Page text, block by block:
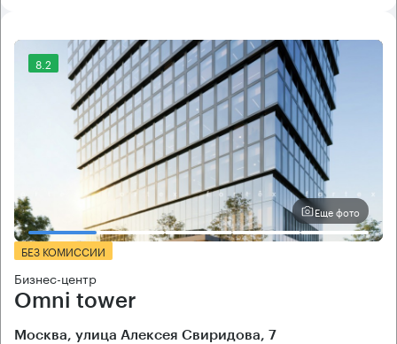
8.2
Еще фото
БЕЗ КОМИССИИ
Бизнес-центр
Omni tower
Москва, улица Алексея Свиридова, 7